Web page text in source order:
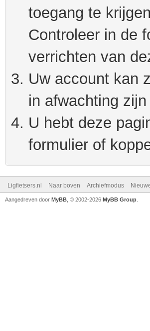
toegang te
Controleer in de
verrichten van
Uw account kan
in afwachting
U hebt deze
formulier of
Ligfietsers.nl Naar boven Archiefmodus
Aangedreven door MyBB , © 2002-2026 MyBB Group